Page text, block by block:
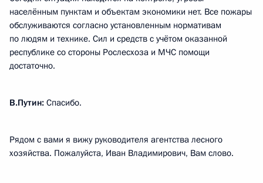
населённым пунктам и объектам экономики нет. Все пожары
обслуживаются согласно установленным нормативам
по людям и технике. Сил и средств с учётом оказанной
республике со стороны Рослесхоза и МЧС помощи
достаточно.
В.Путин: Спасибо.
Рядом с вами я вижу руководителя агентства лесного
хозяйства. Пожалуйста, Иван Владимирович, Вам слово.